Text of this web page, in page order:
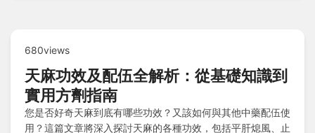
680views
天麻功效及配伍全解析：從基礎知識到
實用方劑指南
您是否好奇天麻到底有哪些功效？又該如何與其他中藥配伍使
用？這篇文章將深入探討天麻的各種功效，包括平肝熄風、止